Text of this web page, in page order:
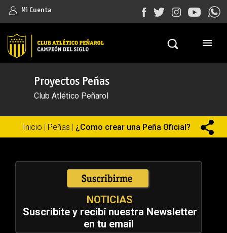
Mi Cuenta
Proyectos Peñas
Club Atlético Peñarol
Inicio | Peñas | ¿Como crear una Peña Oficial?
NOTICIAS
Suscribite y recibí nuestra Newsletter
en tu email